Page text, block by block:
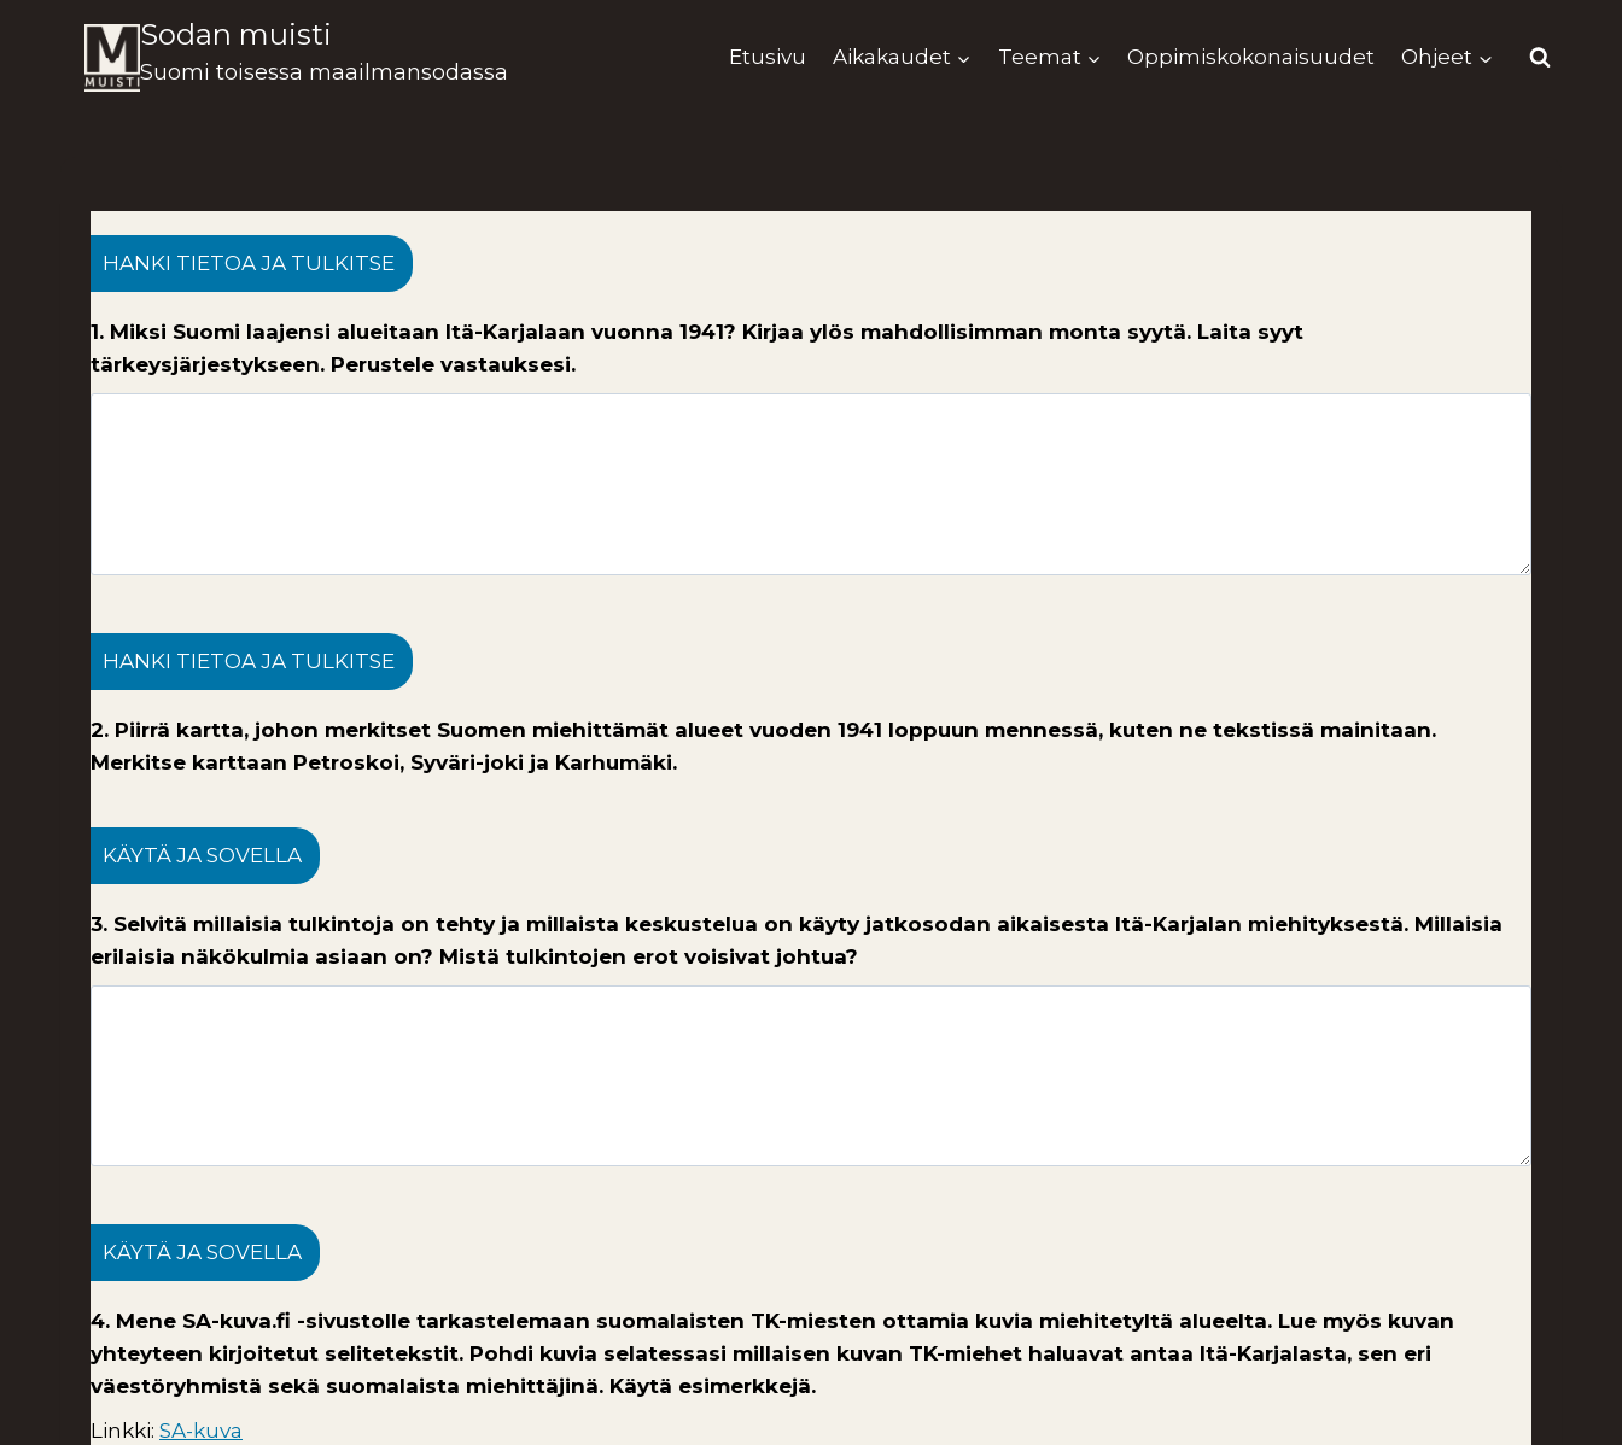
Sodan muisti
Suomi toisessa maailmansodassa
Etusivu Aikakaudet Teemat Oppimiskokonaisuudet Ohjeet
HANKI TIETOA JA TULKITSE
1. Miksi Suomi laajensi alueitaan Itä-Karjalaan vuonna 1941? Kirjaa ylös mahdollisimman monta syytä. Laita syyt
tärkeysjärjestykseen. Perustele vastauksesi.
HANKI TIETOA JA TULKITSE
2. Piirrä kartta, johon merkitset Suomen miehittämät alueet vuoden 1941 loppuun mennessä, kuten ne tekstissä mainitaan.
Merkitse karttaan Petroskoi, Syväri-joki ja Karhumäki.
KÄYTÄ JA SOVELLA
3. Selvitä millaisia tulkintoja on tehty ja millaista keskustelua on käyty jatkosodan aikaisesta Itä-Karjalan miehityksestä. Millaisia
erilaisia näkökulmia asiaan on? Mistä tulkintojen erot voisivat johtua?
KÄYTÄ JA SOVELLA
4. Mene SA-kuva.fi -sivustolle tarkastelemaan suomalaisten TK-miesten ottamia kuvia miehitetyltä alueelta. Lue myös kuvan
yhteyteen kirjoitetut selitetekstit. Pohdi kuvia selatessasi millaisen kuvan TK-miehet haluavat antaa Itä-Karjalasta, sen eri
väestöryhmistä sekä suomalaista miehittäjinä. Käytä esimerkkejä.
Linkki: SA-kuva